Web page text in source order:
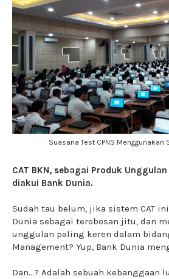
Suasana Test CPNS Menggunakan
CAT BKN, sebagai Produk
diakui Bank Dunia.
Sudah tau belum, jika sistem CAT
Dunia sebagai terobosan jitu, dan
unggulan paling keren dalam
Management? Yup, Bank Dunia
Dan...? Adalah sebuah kebanggaan